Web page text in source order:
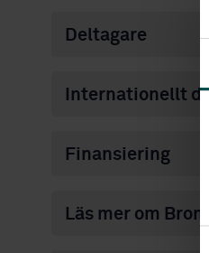
Deltagare
Internationellt
Finansiering
Läs mer om